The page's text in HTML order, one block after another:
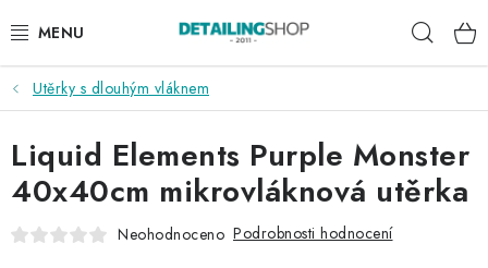
na
AKCE
NOVINKY
EXTERIÉR
Utěrky s dlouhým vláknem
Liquid Elements Purple Monster
40x40cm mikrovláknová utěrka
Neohodnoceno Podrobnosti hodnocení